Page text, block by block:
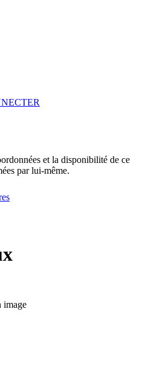
et la disponibilité de ce
par lui-même.
image